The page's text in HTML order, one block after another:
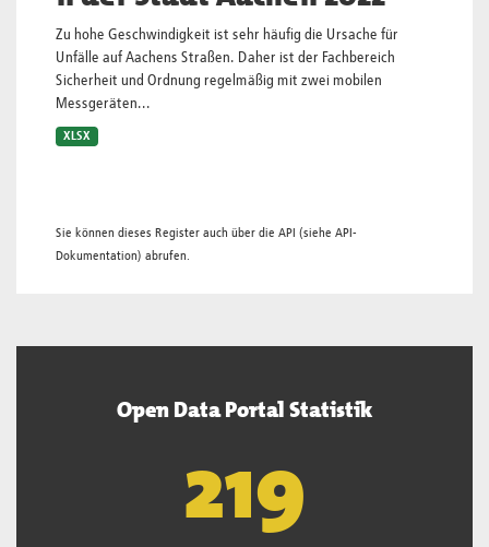
Zu hohe Geschwindigkeit ist sehr häufig die Ursache für
Unfälle auf Aachens Straßen. Daher ist der Fachbereich
Sicherheit und Ordnung regelmäßig mit zwei mobilen
Messgeräten...
XLSX
Sie können dieses Register auch über die API (siehe API-
Dokumentation) abrufen.
Open Data Portal Statistik
221